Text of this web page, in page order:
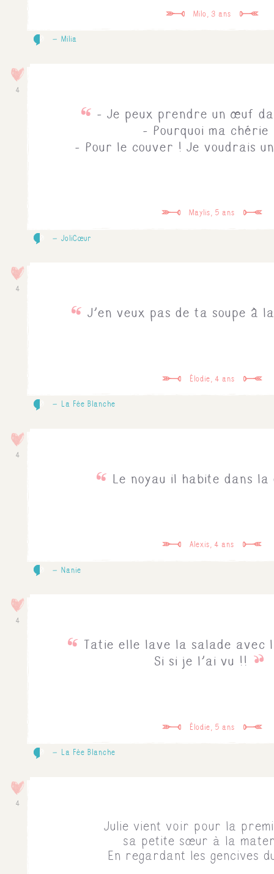
Milo, 3 ans
Milia
- Je peux prendre un œuf
- Pourquoi ma chérie
- Pour le couver ! Je voudrais
Maylis, 5 ans
4
JoliCœur
J'en veux pas de ta soupe à
Élodie, 4 ans
4
La Fée Blanche
Le noyau il habite dans
Alexis, 4 ans
4
Nanie
Tatie elle lave la salade avec
Si si je l'ai vu !!
Élodie, 5 ans
4
La Fée Blanche
Julie vient voir pour la
sa petite sœur à la
En regardant les gencives
4